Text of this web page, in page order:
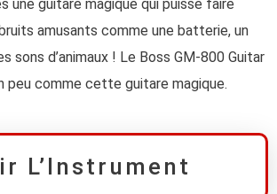
une guitare magique qui puisse faire
amusants comme une batterie, un
sons d’animaux ! Le Boss GM-800 Guitar
peu comme cette guitare magique.
L’Instrument